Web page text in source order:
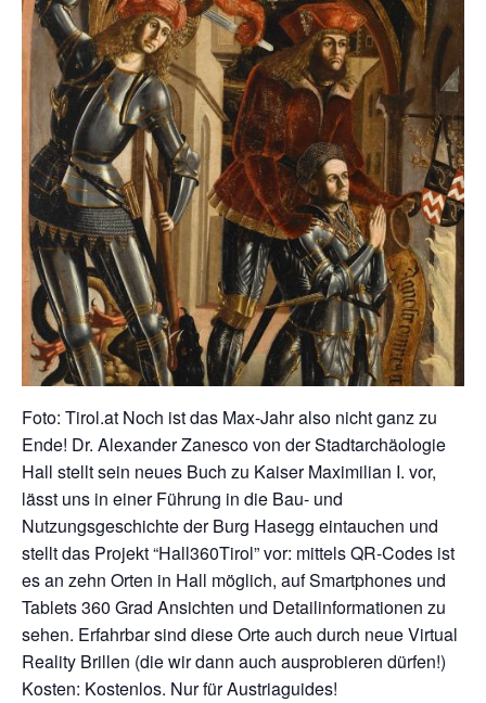
Foto: Tirol.at Noch ist das Max-Jahr also nicht ganz zu
Ende! Dr. Alexander Zanesco von der Stadtarchäologie
Hall stellt sein neues Buch zu Kaiser Maximilian I. vor,
lässt uns in einer Führung in die Bau- und
Nutzungsgeschichte der Burg Hasegg eintauchen und
stellt das Projekt “Hall360Tirol” vor: mittels QR-Codes ist
es an zehn Orten in Hall möglich, auf Smartphones und
Tablets 360 Grad Ansichten und Detailinformationen zu
sehen. Erfahrbar sind diese Orte auch durch neue Virtual
Reality Brillen (die wir dann auch ausprobieren dürfen!)
Kosten: Kostenlos. Nur für Austriaguides!